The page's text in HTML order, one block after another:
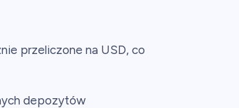
przeliczone na USD, co
depozytów